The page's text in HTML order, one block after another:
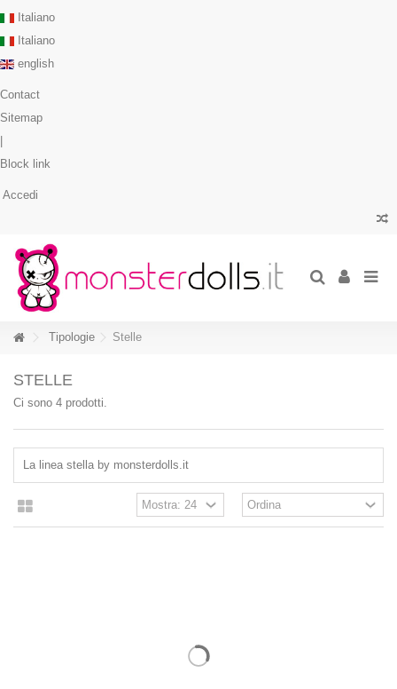
Italiano
Italiano
english
Contact
Sitemap
Block link
Accedi
Tipologie Stelle
STELLE
Ci sono 4 prodotti.
La linea stella by monsterdolls.it